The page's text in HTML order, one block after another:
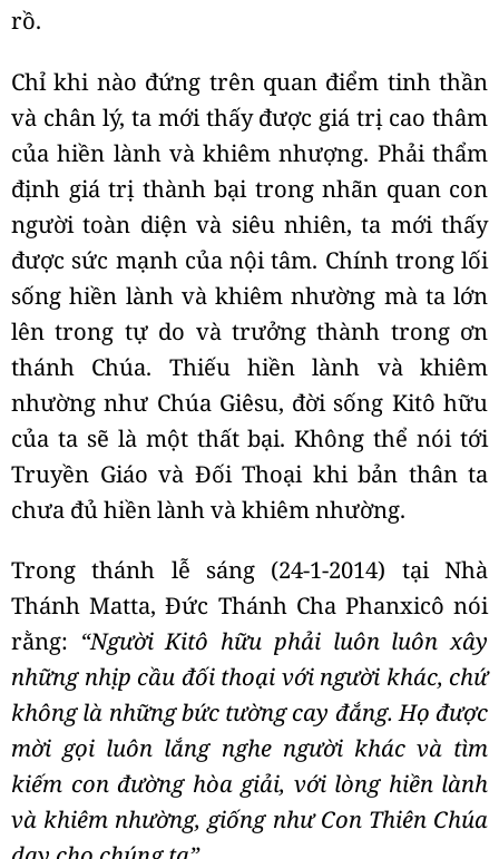
rồ.
Chỉ khi nào đứng trên quan điểm tinh thần
và chân lý, ta mới thấy được giá trị cao thâm
của hiền lành và khiêm nhượng. Phải thẩm
định giá trị thành bại trong nhãn quan con
người toàn diện và siêu nhiên, ta mới thấy
được sức mạnh của nội tâm. Chính trong lối
sống hiền lành và khiêm nhường mà ta lớn
lên trong tự do và trưởng thành trong ơn
thánh Chúa. Thiếu hiền lành và khiêm
nhường như Chúa Giêsu, đời sống Kitô hữu
của ta sẽ là một thất bại. Không thể nói tới
Truyền Giáo và Đối Thoại khi bản thân ta
chưa đủ hiền lành và khiêm nhường.
Trong thánh lễ sáng (24-1-2014) tại Nhà
Thánh Matta, Đức Thánh Cha Phanxicô nói
rằng: “Người Kitô hữu phải luôn luôn xây
những nhịp cầu đối thoại với người khác, chứ
không là những bức tường cay đắng. Họ được
mời gọi luôn lắng nghe người khác và tìm
kiếm con đường hòa giải, với lòng hiền lành
và khiêm nhường, giống như Con Thiên Chúa